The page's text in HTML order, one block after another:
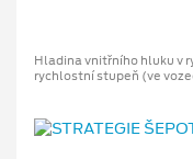
Hladina vnitřního hluku v
rychlostní stupeň (ve